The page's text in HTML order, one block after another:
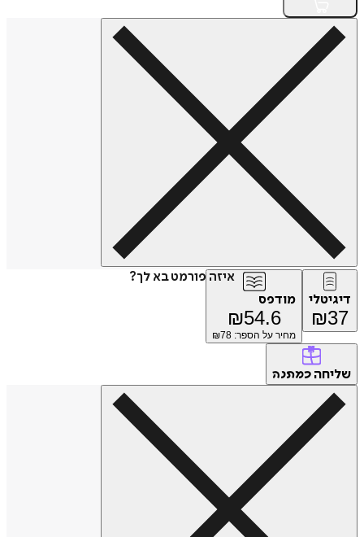
איזה פורמט בא לך?
דיגיטלי
₪37
מודפס
₪54.6
מחיר על הספר: ₪ 78
שליחה כמתנה